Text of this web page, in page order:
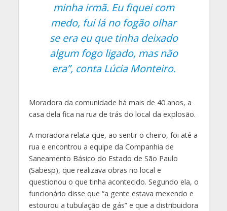
minha irmã. Eu fiquei com
medo, fui lá no fogão olhar
se era eu que tinha deixado
algum fogo ligado, mas não
era”, conta Lúcia Monteiro.
Moradora da comunidade há mais de 40 anos, a
casa dela fica na rua de trás do local da explosão.
A moradora relata que, ao sentir o cheiro, foi até a
rua e encontrou a equipe da Companhia de
Saneamento Básico do Estado de São Paulo
(Sabesp), que realizava obras no local e
questionou o que tinha acontecido. Segundo ela, o
funcionário disse que “a gente estava mexendo e
estourou a tubulação de gás” e que a distribuidora